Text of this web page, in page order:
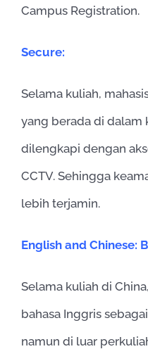
Campus Registration.
Secure:
Selama kuliah,
yang berada di dalam
dilengkapi dengan
CCTV. Sehingga
lebih terjamin.
English and Chinese:
Selama kuliah di
bahasa Inggris
namun di luar